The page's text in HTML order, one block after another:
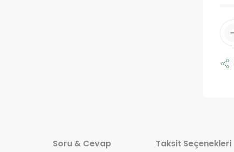
Soru & Cevap Taksit Seçenekleri